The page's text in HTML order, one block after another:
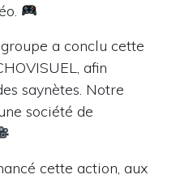
a conclu cette
afin
saynètes. Notre
société de
cette action, aux